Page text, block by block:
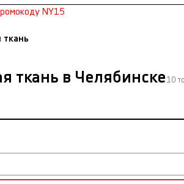
NY15
ткань
ткань в Челябинске 10